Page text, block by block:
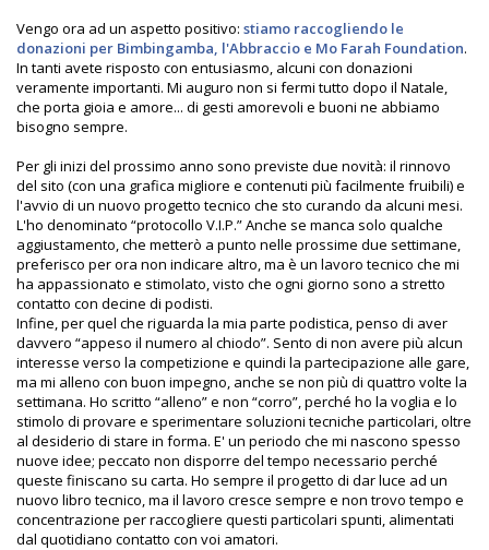
Vengo ora ad un aspetto positivo: stiamo raccogliendo le
donazioni per Bimbingamba, l'Abbraccio e Mo Farah Foundation.
In tanti avete risposto con entusiasmo, alcuni con donazioni
veramente importanti. Mi auguro non si fermi tutto dopo il Natale,
che porta gioia e amore... di gesti amorevoli e buoni ne abbiamo
bisogno sempre.
Per gli inizi del prossimo anno sono previste due novità: il rinnovo
del sito (con una grafica migliore e contenuti più facilmente fruibili) e
l'avvio di un nuovo progetto tecnico che sto curando da alcuni mesi.
L'ho denominato “protocollo V.I.P.” Anche se manca solo qualche
aggiustamento, che metterò a punto nelle prossime due settimane,
preferisco per ora non indicare altro, ma è un lavoro tecnico che mi
ha appassionato e stimolato, visto che ogni giorno sono a stretto
contatto con decine di podisti.
Infine, per quel che riguarda la mia parte podistica, penso di aver
davvero “appeso il numero al chiodo”. Sento di non avere più alcun
interesse verso la competizione e quindi la partecipazione alle gare,
ma mi alleno con buon impegno, anche se non più di quattro volte la
settimana. Ho scritto “alleno” e non “corro”, perché ho la voglia e lo
stimolo di provare e sperimentare soluzioni tecniche particolari, oltre
al desiderio di stare in forma. E' un periodo che mi nascono spesso
nuove idee; peccato non disporre del tempo necessario perché
queste finiscano su carta. Ho sempre il progetto di dar luce ad un
nuovo libro tecnico, ma il lavoro cresce sempre e non trovo tempo e
concentrazione per raccogliere questi particolari spunti, alimentati
dal quotidiano contatto con voi amatori.